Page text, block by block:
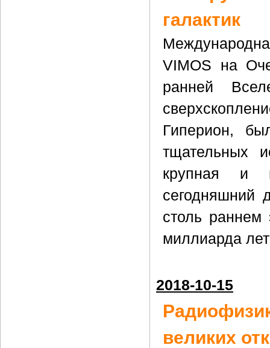
галактик
VIMOS на
ранней
Гиперион,
тщательных
крупная и
сегодняшний
столь раннем
миллиарда
2018-10-15
великих